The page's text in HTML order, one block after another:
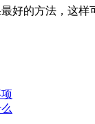
好的方法，这样